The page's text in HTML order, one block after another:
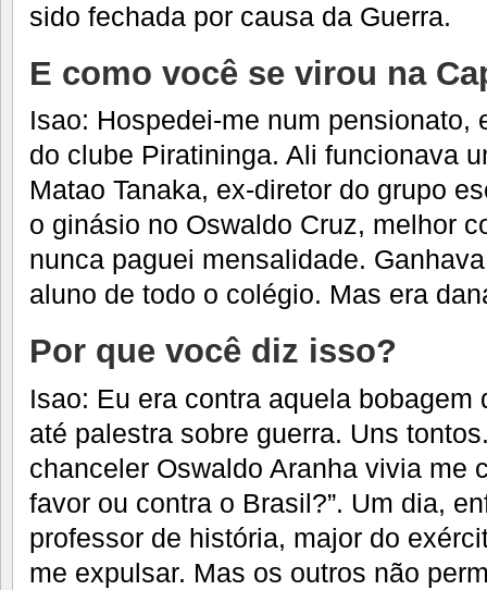
sido fechada por causa da Guerra.
E como você se virou na
Isao: Hospedei-me num pensionato,
do clube Piratininga. Ali funcionava
Matao Tanaka, ex-diretor do grupo
o ginásio no Oswaldo Cruz, melhor
nunca paguei mensalidade.
aluno de todo o colégio. Mas era
Por que você diz isso?
Isao: Eu era contra aquela
até palestra sobre guerra. Uns
chanceler Oswaldo Aranha vivia me
favor ou contra o Brasil?”. Um dia,
professor de história, major do
me expulsar. Mas os outros não